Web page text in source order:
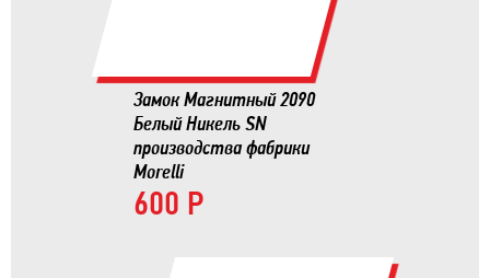
Замок Магнитный 2090
Белый Никель SN
производства фабрики
Morelli
600 Р